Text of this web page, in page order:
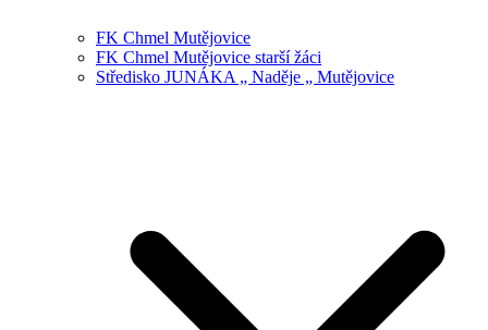
FK Chmel Mutějovice
FK Chmel Mutějovice starší žáci
Středisko JUNÁKA „ Naděje „ Mutějovice